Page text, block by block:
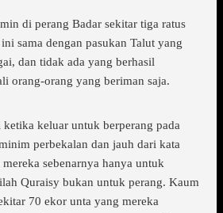
di perang Badar sekitar tiga ratus
sama dengan pasukan Talut yang
dan tidak ada yang berhasil
orang-orang yang beriman saja.
ketika keluar untuk berperang pada
perbekalan dan jauh dari kata
sebenarnya hanya untuk
Quraisy bukan untuk perang. Kaum
70 ekor unta yang mereka